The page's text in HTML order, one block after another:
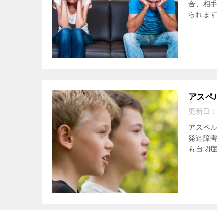
合、相
られま
アスペ
更新日：
アスペ
発達障
も自閉